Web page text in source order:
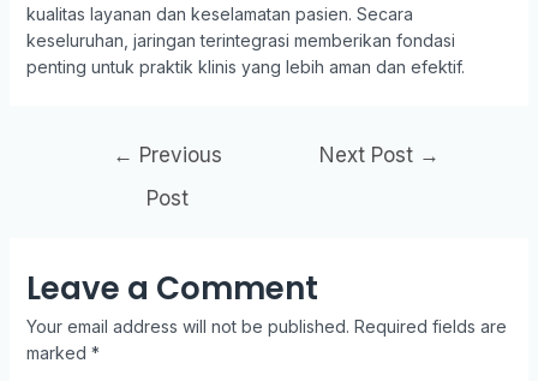
kualitas layanan dan keselamatan pasien. Secara
keseluruhan, jaringan terintegrasi memberikan fondasi
penting untuk praktik klinis yang lebih aman dan efektif.
← Previous
Post
Next Post →
Leave a Comment
Your email address will not be published. Required fields are
marked *